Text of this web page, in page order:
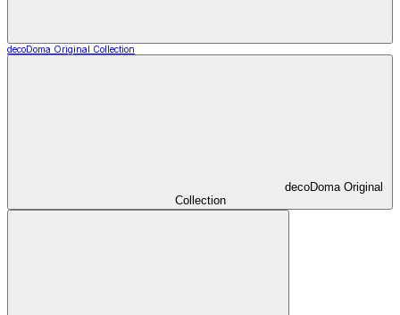
decoDoma Original Collection
decoDoma Original
Collection